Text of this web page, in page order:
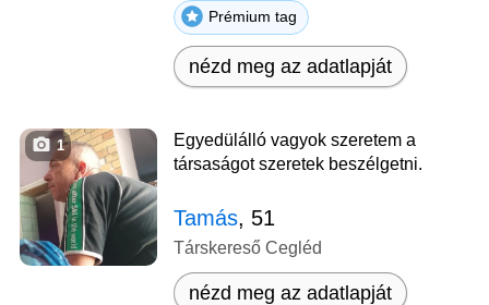
Prémium tag
nézd meg az adatlapját
1
Egyedülálló vagyok szeretem a
társaságot szeretek beszélgetni.
Tamás, 51
Társkereső Cegléd
nézd meg az adatlapját